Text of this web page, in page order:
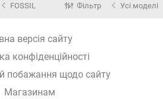
FOSSIL Фільтр Усі моделі
версія сайту
конфіденційності
побажання щодо сайту
Магазинам